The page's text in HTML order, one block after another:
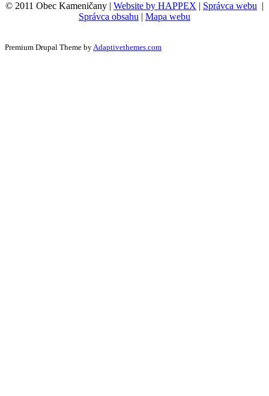
© 2011 Obec Kameničany | Website by HAPPEX | Správca webu |
Správca obsahu | Mapa webu
Premium Drupal Theme byAdaptivethemes.com